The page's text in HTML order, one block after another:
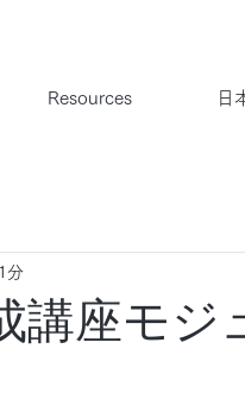
Resources 日
講座モジ
分